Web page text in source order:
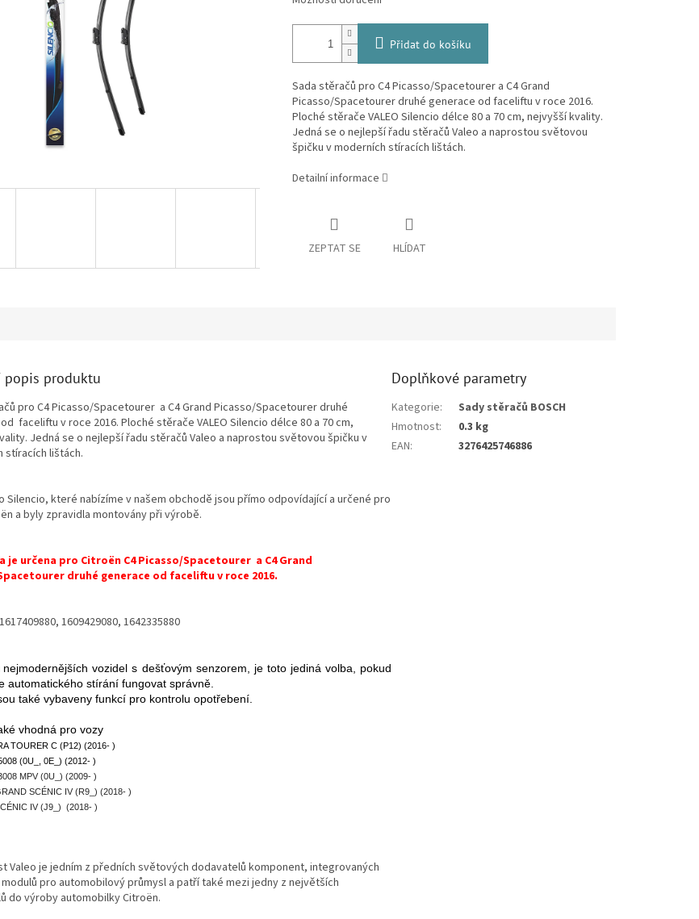
Přidat do košíku
Sada stěračů pro C4 Picasso/Spacetourer a C4 Grand
Picasso/Spacetourer druhé generace od faceliftu v roce 2016.
Ploché stěrače VALEO Silencio délce 80 a 70 cm, nejvyšší kvality.
Jedná se o nejlepší řadu stěračů Valeo a naprostou světovou
špičku v moderních stíracích lištách.
Detailní informace
ZEPTAT SE HLÍDAT
popis produktu
pro C4 Picasso/Spacetourer a C4 Grand Picasso/Spacetourer druhé
faceliftu v roce 2016. Ploché stěrače VALEO Silencio délce 80 a 70 cm,
Jedná se o nejlepší řadu stěračů Valeo a naprostou světovou špičku v
stíracích lištách.
Silencio, které nabízíme v našem obchodě jsou přímo odpovídající a určené pro
a byly zpravidla montovány při výrobě.
je určena pro Citroën C4 Picasso/Spacetourer a C4 Grand
druhé generace od faceliftu v roce 2016.
1609429080, 1642335880
vozidel s dešťovým senzorem, je toto jediná volba, pokud
automatického stírání fungovat správně.
také vybaveny funkcí pro kontrolu opotřebení.
vhodná pro vozy
TOURER C (P12) (2016- )
(0U_, 0E_) (2012- )
MPV (0U_) (2009- )
SCÉNIC IV (R9_) (2018- )
IV (J9_) (2018- )
Valeo je jedním z předních světových dodavatelů komponent, integrovaných
pro automobilový průmysl a patří také mezi jedny z největších
do výroby automobilky Citroën.
Doplňkové parametry
Kategorie:
Sady stěračů BOSCH
Hmotnost:
0.3 kg
EAN: 3276425746886